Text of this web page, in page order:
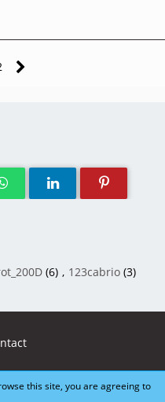
(6) 123cabrio (3)
this site, you are agreeing to